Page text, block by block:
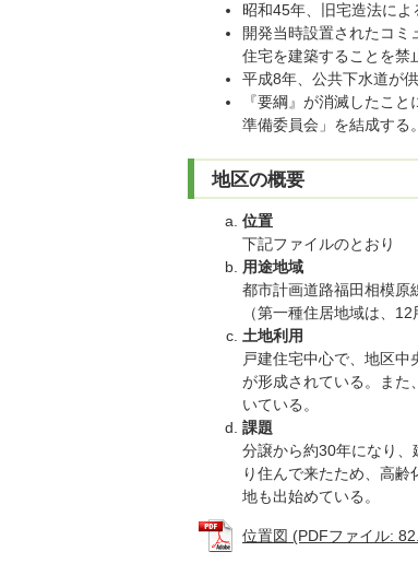
昭和45年、旧宅造法によ
開発当時設置されたコ
住宅を建築することを禁
平成8年、公共下水道が
『要綱』が消滅したこ
準備委員会」を結成する。
地区の概要
位置
下記ファイルのとおり
用途地域
都市計画道路福田相模原
（第一種住居地域は、
土地利用
戸建住宅中心で、地区
が形成されている。また
いている。
課題
分譲から約30年になり
り住んで来たため、高
地も出始めている。
位置図 (PDFファイル: